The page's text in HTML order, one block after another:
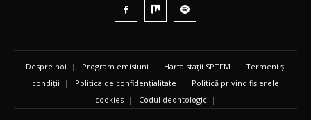
Despre noi | Program emisiuni | Harta stații SPTFM | Termeni și
condiții | Politica de confidențialitate | Politică privind fișierele
cookies | Codul deontologic |